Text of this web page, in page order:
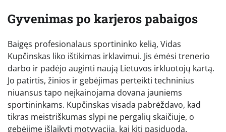
Gyvenimas po karjeros pabaigos
Baigęs profesionalaus sportininko kelią, Vidas
Kupčinskas liko ištikimas irklavimui. Jis ėmėsi trenerio
darbo ir padėjo auginti naują Lietuvos irkluotojų kartą.
Jo patirtis, žinios ir gebėjimas perteikti techninius
niuansus tapo neįkainojama dovana jauniems
sportininkams. Kupčinskas visada pabrėždavo, kad
tikras meistriškumas slypi ne pergalių skaičiuje, o
gebėjime išlaikyti motyvaciją, kai kiti pasiduoda.